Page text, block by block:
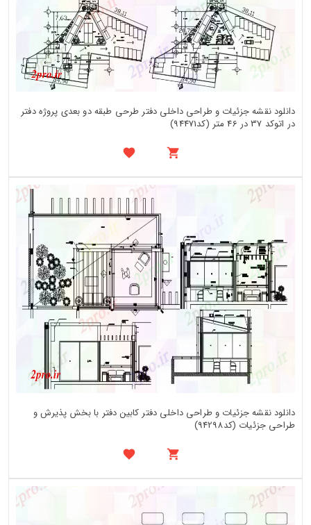
دانلود نقشه جزئیات و طراحی داخلی دفتر طرحی طبقه دو بعدی پروژه دفتر
در اتوکد 37 در 46 متر (کد94471)
دانلود نقشه جزئیات و طراحی داخلی دفتر کابین دفتر با بخش پذیرش و
طراحی جزئیات (کد94298)